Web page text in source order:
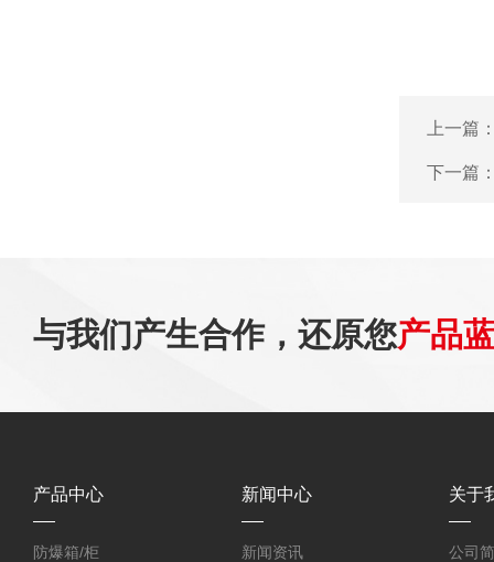
上一篇
下一篇
与我们产生合作，还原您产品
产品中心
防爆箱/柜
新闻中心
新闻资讯
关于
公司